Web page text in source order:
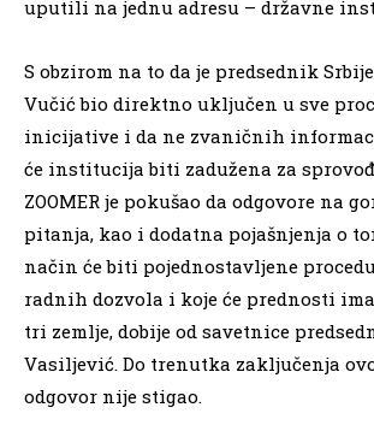
uputili na jednu adresu – državne
S obzirom na to da je predsednik
Vučić bio direktno uključen u sve
inicijative i da ne zvaničnih
će institucija biti zadužena za
ZOOMER je pokušao da odgovore na
pitanja, kao i dodatna pojašnjenja o
način će biti pojednostavljene
radnih dozvola i koje će prednosti
tri zemlje, dobije od savetnice
Vasiljević. Do trenutka zaključenja
odgovor nije stigao.